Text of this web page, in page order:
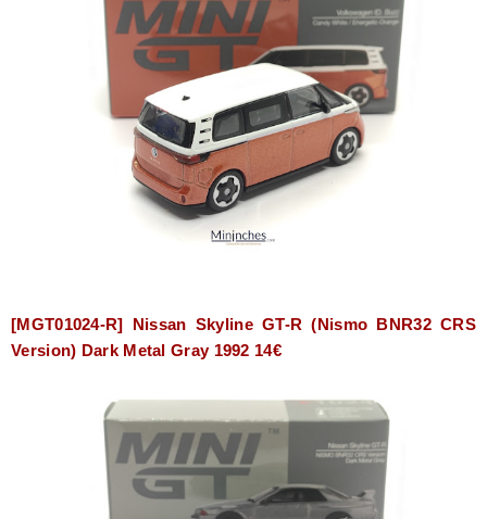
[MGT01024-R] Nissan Skyline GT-R (Nismo BNR32 CRS
Version) Dark Metal Gray 1992 14€